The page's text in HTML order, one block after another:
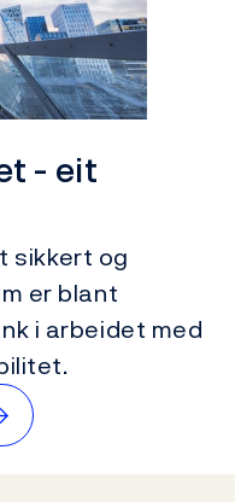
- eit
sikkert og
er blant
i arbeidet med